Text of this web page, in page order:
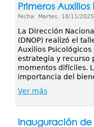
Primeros
Fecha: Martes, 18/11/2025
La Dirección
(DNOP) realizó el
Auxilios
estrategia y recurso
momentos difíciles.
importancia del
Ver más
Inauguración